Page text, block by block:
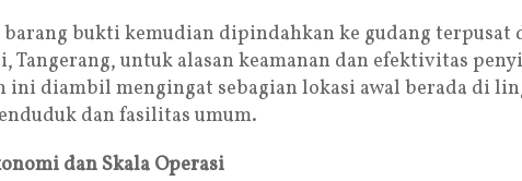
barang bukti kemudian dipindahkan ke gudang terpusat
Tangerang, untuk alasan keamanan dan efektivitas
ini diambil mengingat sebagian lokasi awal berada di
dan fasilitas umum.
dan Skala Operasi